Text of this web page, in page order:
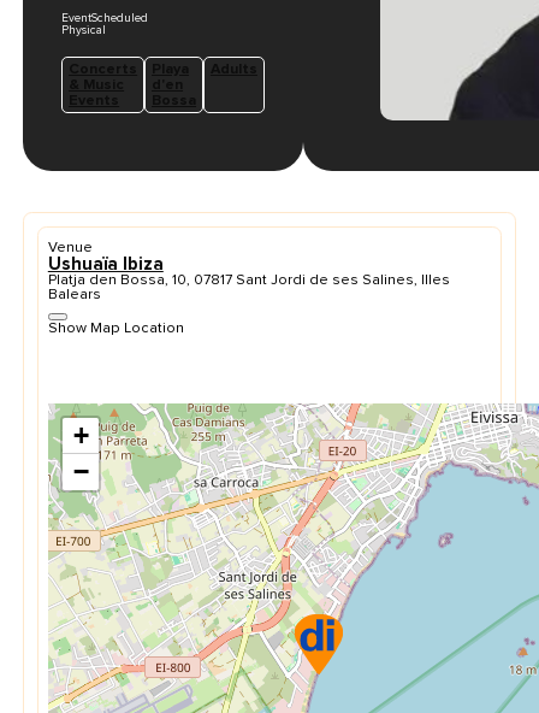
EventScheduled
Physical
Concerts
& Music
Events
Playa
d'en
Bossa
Adults
Venue
Ushuaïa Ibiza
Platja den Bossa, 10, 07817 Sant Jordi de ses Salines, Illes
Balears
Show Map Location
+
−